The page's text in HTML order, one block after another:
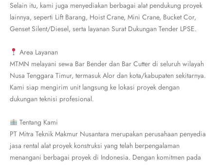
Selain itu, kami juga menyediakan berbagai alat pendukung proyek
lainnya, seperti Lift Barang, Hoist Crane, Mini Crane, Bucket Cor,
Genset Silent/Diesel, serta layanan Surat Dukungan Tender LPSE.
Area Layanan
MTMN melayani sewa Bar Bender dan Bar Cutter di seluruh wilayah
Nusa Tenggara Timur, termasuk Alor dan kota/kabupaten sekitarnya.
Kami siap mengirim unit langsung ke lokasi proyek dengan
dukungan teknisi profesional.
Tentang Kami
PT Mitra Teknik Makmur Nusantara merupakan perusahaan penyedia
jasa rental alat proyek konstruksi yang telah berpengalaman
menangani berbagai proyek di Indonesia. Dengan komitmen pada